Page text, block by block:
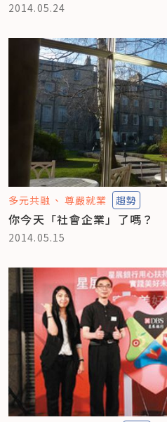
2014.05.24
多元共融 尊嚴就業 趨勢
你今天「社會企業」了嗎？
2014.05.15